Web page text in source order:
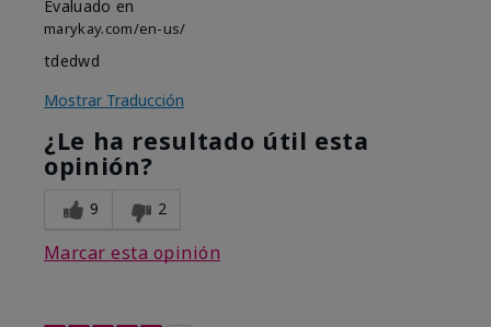
Evaluado en
marykay.com/en-us/
tdedwd
Mostrar Traducción
¿Le ha resultado útil esta
opinión?
9 2
Marcar esta opinión